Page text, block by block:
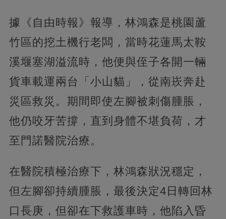
據《自由時報》報導，林鴻森是桃園蘆
竹區的挖土機行老闆，當時花蓮馬太鞍
溪堰塞湖溢流時，他便與侄子各開一輛
貨車載運兩台「小山貓」，從南崁奔赴
災區救災。期間即使左腳被刺傷腫脹，
他仍咬牙苦撐，直到身體不堪負荷，才
至門諾醫院治療。
在醫院積極治療下，林鴻森狀況穩定，
但左腳卻持續腫脹，最後決定4日轉回林
口長庚，但卻在下救護車時，他陷入昏